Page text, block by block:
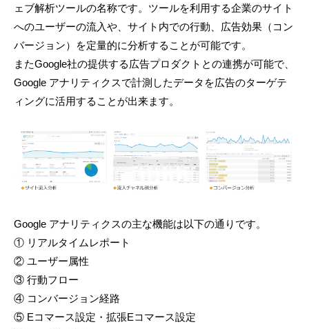
ェブ解析ツールの名称です。ツールを利用する企業のサイト
へのユーザーの流入や、サイト内での行動、広告効果（コン
バージョン）を定量的に分析することが可能です。
またGoogle社の提供する広告プロダクトとの連携が可能で、
Google アナリティクスで計測したデータを広告のターゲテ
ィングに活用することが出来ます。
Google アナリティクスの主な機能は以下の通りです。
① リアルタイムレポート
② ユーザー属性
③ 行動フロー
④ コンバージョン経路
⑤ Eコマース設定・拡張Eコマース設定